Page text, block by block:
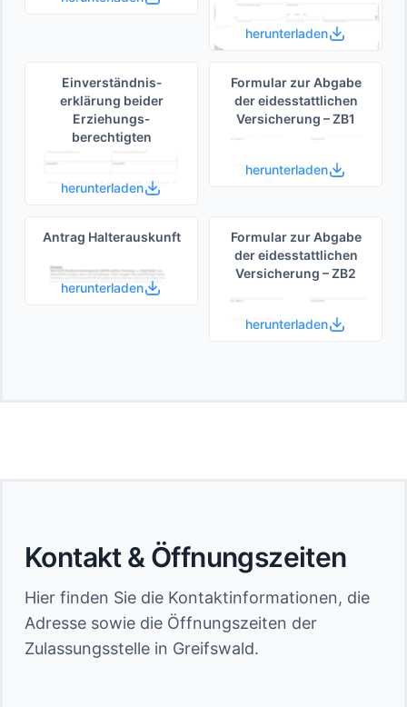
herunterladen
Einverständnis­
erklärung beider
Erziehungs­
berechtigten
herunterladen
Formular zur Abgabe
der eides­stattlichen
Versicherung – ZB1
herunterladen
Antrag Halterauskunft
herunterladen
Formular zur Abgabe
der eides­stattlichen
Versicherung – ZB2
herunterladen
Kontakt & Öffnungszeiten
Hier finden Sie die Kontaktinformationen, die
Adresse sowie die Öffnungszeiten der
Zulassungsstelle in Greifswald.